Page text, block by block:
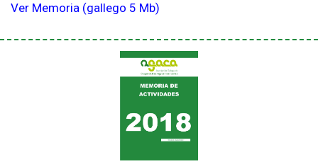
Ver Memoria (gallego 5 Mb)